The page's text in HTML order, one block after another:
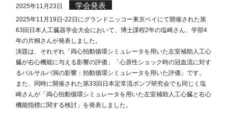
2025年11月23日 学会発表
2025年11月19日‐22日にグランドニッコー東京ベイにて開催された第
63回日本人工臓器学会大会において、博士課程2年の塩崎さん、学部4
年の片桐さんが発表しました。
演題は、それぞれ「両心拍動循環シミュレータを用いた左室補助人工心
臓が右心機能に与える影響の評価」「心原性ショック時の冠血流に対す
るバルサルバ洞の影響：拍動循環シミュレータを用いた評価」です。
また、同時に開催された第33回日本定常流ポンプ研究会でも同じく塩
崎さんが「両心拍動循環シミュレータを用いた左室補助人工心臓と右心
機能指標に関する検討」を発表しました。